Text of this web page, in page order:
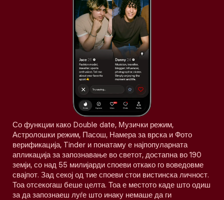
Со функции како Double date, Музички режим,
Астролошки режим, Пасош, Намера за врска и Фото
верификација, Tinder и понатаму е најпопуларната
апликација за запознавање во светот, достапна во 190
земји, со над 55 милијарди споеви откако го воведовме
свајпот. Зад секој од тие споеви стои вистинска личност.
Тоа отсекогаш беше целта. Тоа е местото каде што одиш
за да запознаеш луѓе што инаку немаше да ги